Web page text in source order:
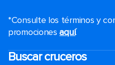
*Consulte los términos y
promocionesaquí.
Buscar cruceros